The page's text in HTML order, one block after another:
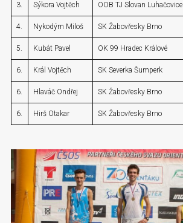
3. Sýkora Vojtěch OOB TJ Slovan Luhačovice
4. Nykodým Miloš SK Žabovřesky Brno
5. Kubát Pavel OK 99 Hradec Králové
6. Král Vojtěch SK Severka Šumperk
6. Hlaváč Ondřej SK Žabovřesky Brno
6. Hirš Otakar SK Žabovřesky Brno